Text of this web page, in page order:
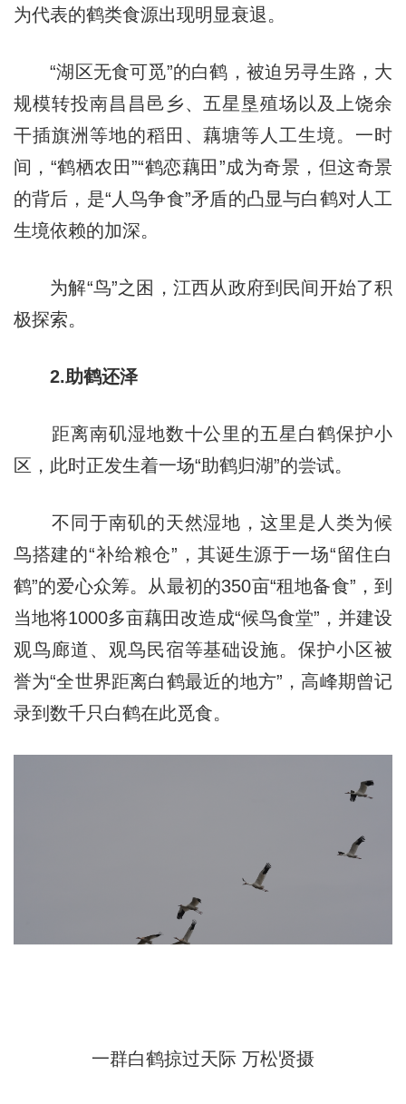
为代表的鹤类食源出现明显衰退。
“湖区无食可觅”的白鹤，被迫另寻生路，大
规模转投南昌昌邑乡、五星垦殖场以及上饶余
干插旗洲等地的稻田、藕塘等人工生境。一时
间，“鹤栖农田”“鹤恋藕田”成为奇景，但这奇景
的背后，是“人鸟争食”矛盾的凸显与白鹤对人工
生境依赖的加深。
为解“鸟”之困，江西从政府到民间开始了积
极探索。
2.助鹤还泽
距离南矶湿地数十公里的五星白鹤保护小
区，此时正发生着一场“助鹤归湖”的尝试。
不同于南矶的天然湿地，这里是人类为候
鸟搭建的“补给粮仓”，其诞生源于一场“留住白
鹤”的爱心众筹。从最初的350亩“租地备食”，到
当地将1000多亩藕田改造成“候鸟食堂”，并建设
观鸟廊道、观鸟民宿等基础设施。保护小区被
誉为“全世界距离白鹤最近的地方”，高峰期曾记
录到数千只白鹤在此觅食。
一群白鹤掠过天际 万松贤摄